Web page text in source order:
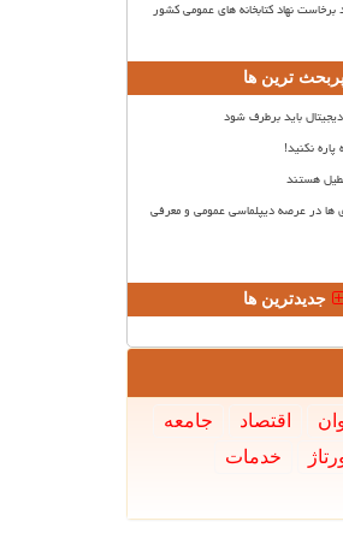
نهاد کتابخانه های عمومی کشور
ترین ها
باید برطرف شود
نکنید!
هستند
ها در عرصه دیپلماسی عمومی و معرفی
جدیدترین ها
اقتصاد
جامعه
خدمات